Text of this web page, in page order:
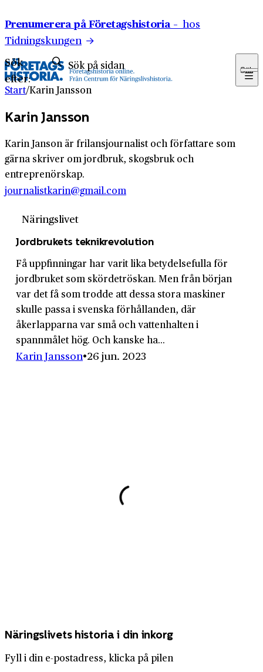
Prenumerera på Företagshistoria – hos
Tidningskungen
Sök
efter:
Sök
Start/Karin Jansson
Karin Jansson
Karin Janson är frilansjournalist och författare som
gärna skriver om jordbruk, skogsbruk och
entreprenörskap.
journalistkarin@gmail.com
Näringslivet
Jordbrukets teknikrevolution
Få uppfinningar har varit lika betydelsefulla för
jordbruket som skördetröskan. Men från början
var det få som trodde att dessa stora maskiner
skulle passa i svenska förhållanden, där
åkerlapparna var små och vattenhalten i
spannmålet hög. Och kanske ha...
Karin Jansson 26 jun. 2023
Näringslivets historia i din inkorg
Fyll i din e-postadress, klicka på pilen